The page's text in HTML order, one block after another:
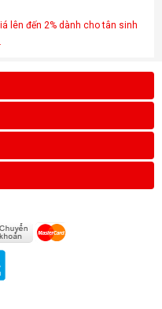
lên đến 2% dành cho tân sinh